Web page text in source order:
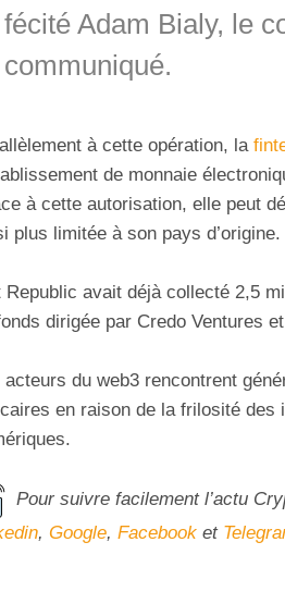
fécité Adam Bialy, le
communiqué.
à cette opération, la
de monnaie
à cette autorisation, elle peut
plus limitée à son pays d’origine.
Republic avait déjà collecté 2,5
dirigée par Credo Ventures
acteurs du web3 rencontrent
en raison de la frilosité des
Pour suivre facilement l’actu
, Google, Facebook et